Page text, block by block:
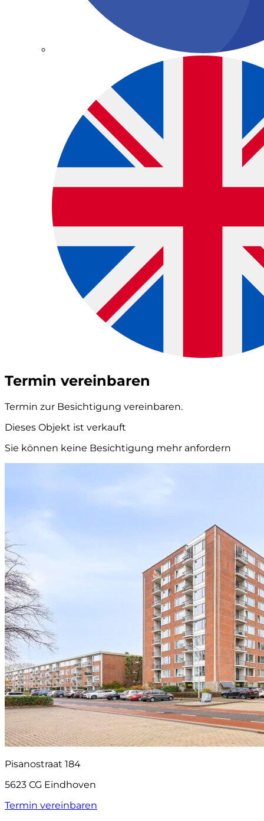
Termin vereinbaren
Termin zur Besichtigung vereinbaren.
Dieses Objekt ist verkauft
Sie können keine Besichtigung mehr anfordern
Pisanostraat 184
5623 CG Eindhoven
Termin vereinbaren